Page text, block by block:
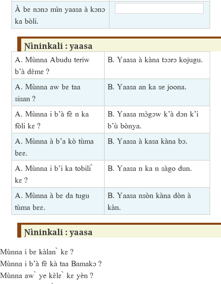
À bɛ nɔnɔ mìn yaasa à kɔnɔ
ka bòli.
Ɲìninkali : yaasa
A. Mùnna Abudu teriw
b’à dɛ̀mɛ ?
B. Yaasa à kàna tɔɔrɔ kojugu.
A. Mùnna aw bɛ taa
sisan ?
B. Yaasa an ka se joona.
A. Mùnna i b’à fɛ̀ n ka
fòli kɛ ?
B. Yaasa mɔ̀gɔw k’à dɔn k’i
b’ù bònya.
A. Mùnna à b’a kò tùma
bɛɛ.
B. Yaasa à kasa kàna bɔ.
A. Mùnna i b’i ka tobili ̀
kɛ ?
B. Yaasa n ka n sàgo dun.
A. Mùnna à bɛ da tugu
tùma bɛɛ.
B. Yaasa nsòn kàna dòn à
kàn.
Ɲìninkali : yaasa
Mùnna i bɛ kàlan ̀ kɛ ?
Mùnna i b’à fɛ̀ kà taa Bamakɔ ?
Mùnna aw ̀ ye kɛ̀lɛ ̀ kɛ yèn ?